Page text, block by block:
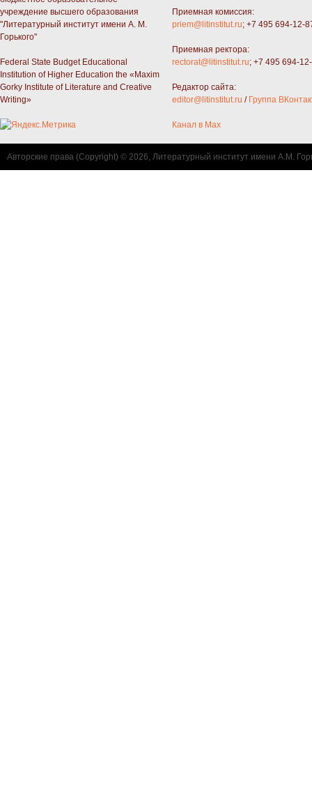
учреждение высшего образования
"Литературный институт имени А. М.
Горького"
Federal State Budget Educational
Institution of Higher Education the «Maxim
Gorky Institute of Literature and Creative
Writing»
Приемная комиссия:
priem@litinstitut.ru; +7 495 694-12-
Приемная ректора:
rectorat@litinstitut.ru; +7 495 694-
Редактор сайта:
editor@litinstitut.ru / Группа
Канал в Max
Авторские права (Copyright) © 2026, Литературный институт имени А.М.